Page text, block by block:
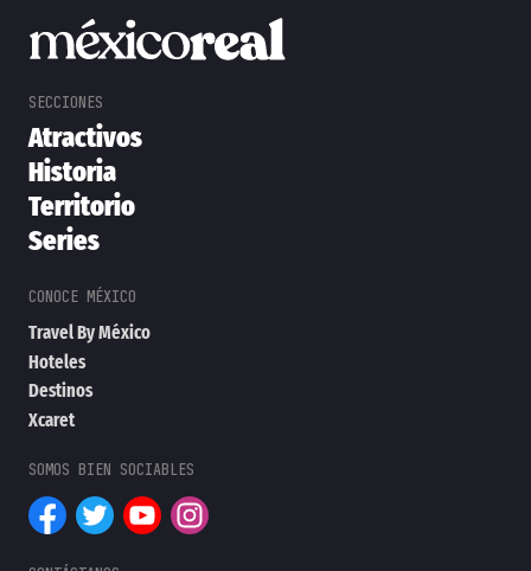
Atractivos
Historia
Territorio
Series
Travel By México
Hoteles
Destinos
Xcaret